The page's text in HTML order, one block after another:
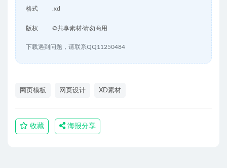
格式 .xd
版权 ©共享素材·请勿商用
下载遇到问题，请联系QQ11250484
网页模板 网页设计 XD素材
收藏 海报分享